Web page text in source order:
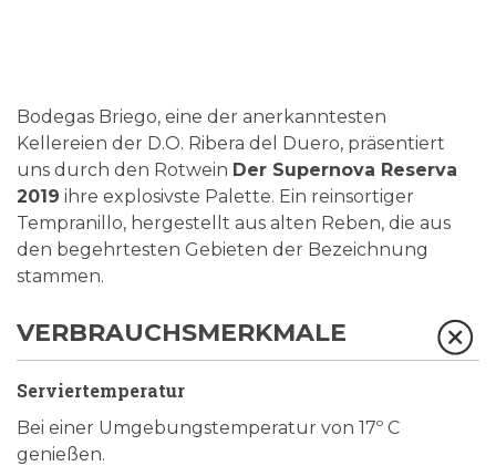
Bodegas Briego, eine der anerkanntesten
Kellereien der D.O. Ribera del Duero, präsentiert
uns durch den Rotwein Der Supernova Reserva
2019 ihre explosivste Palette. Ein reinsortiger
Tempranillo, hergestellt aus alten Reben, die aus
den begehrtesten Gebieten der Bezeichnung
stammen.
VERBRAUCHSMERKMALE
Serviertemperatur
Bei einer Umgebungstemperatur von 17º C
genießen.